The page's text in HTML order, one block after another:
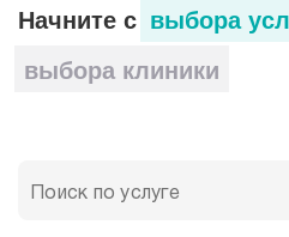
Начните с выбора
выбора клиники